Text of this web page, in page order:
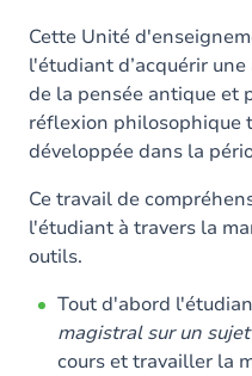
Contenu
Table des matières
Exercices
Cette Unité
l'étudiant d’acquérir
de la pensée antique et
réflexion philosophique
développée dans la
Ce travail de
l'étudiant à travers la
outils.
Tout d'abord
magistral sur un
cours et travailler la